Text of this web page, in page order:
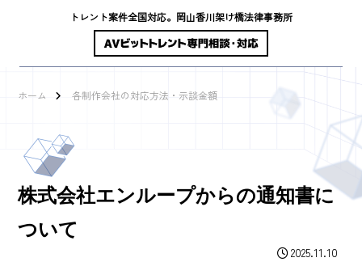
トレント案件全国対応。岡山香川架け橋法律事務所
ホーム 各制作会社の対応方法・示談金額
株式会社エンループからの通知書に
ついて
2025.11.10